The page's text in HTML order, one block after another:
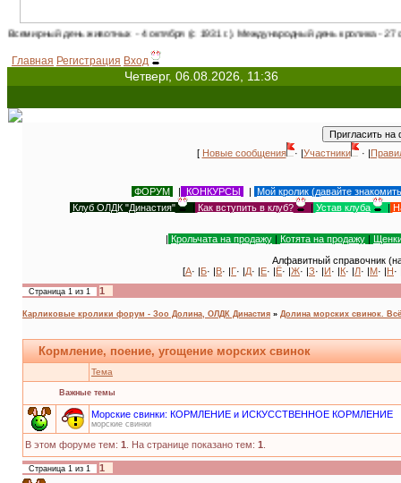
день животных - 4 октября (с 1931 г.). Международный день кролика - 27
Главная Регистрация Вход
Четверг, 06.08.2026, 11:36
[ Новые сообщения · |Участники · |
ФОРУМ | КОНКУРСЫ | Мой кролик (давайте
Клуб ОЛДК "Династия"
| Как вступить в клуб? | Устав клуба |
| Крольчата на продажу | Котята на продажу |
Алфавитный справочник
[А· |Б· |В· |Г· |Д· |Е· |Ё· |Ж· |З· |И· |К· |Л· |М· |Н·
Страница 1 из 1 1
Карликовые кролики форум - Зоо Долина, ОЛДК Династия » Долина морских свинок.
Кормление, поение, угощение морских свинок
Тема
Важные темы
Морские свинки: КОРМЛЕНИЕ и ИСКУССТВЕННОЕ КОРМЛЕНИЕ
морские свинки
В этом форуме тем: 1 . На странице показано тем: 1
Страница 1 из 1 1